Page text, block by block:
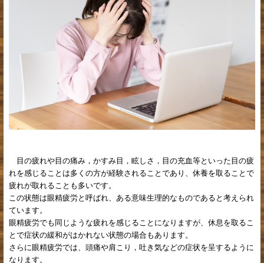
目の疲れや目の痛み，かすみ目，眩しさ，目の充血等といった目の疲
れを感じることは多くの方が経験されることであり、休養を取ることで
疲れが取れることも多いです。
この状態は眼精疲労と呼ばれ、ある意味生理的なものであると考えられ
ています。
眼精疲労でも同じような疲れを感じることになりますが、休息を取るこ
とで症状の緩和がはかれない状態の場合もあります。
さらに眼精疲労では、頭痛や肩こり，吐き気などの症状を呈するように
なります。